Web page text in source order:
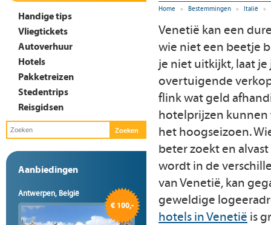
Handige tips
Vliegtickets
Autoverhuur
Hotels
Pakketreizen
Stedentrips
Reisgidsen
Aanbiedingen
Antwerpen, België
€ 100,-
Home » Bestemmingen » Italië »
Venetië kan een
wie niet een beetje
je niet uitkijkt, laat
overtuigende
flink wat geld
hotelprijzen
het hoogseizoen.
beter zoekt en
wordt in de
van Venetië, kan
geweldige
hotels in Venetië is